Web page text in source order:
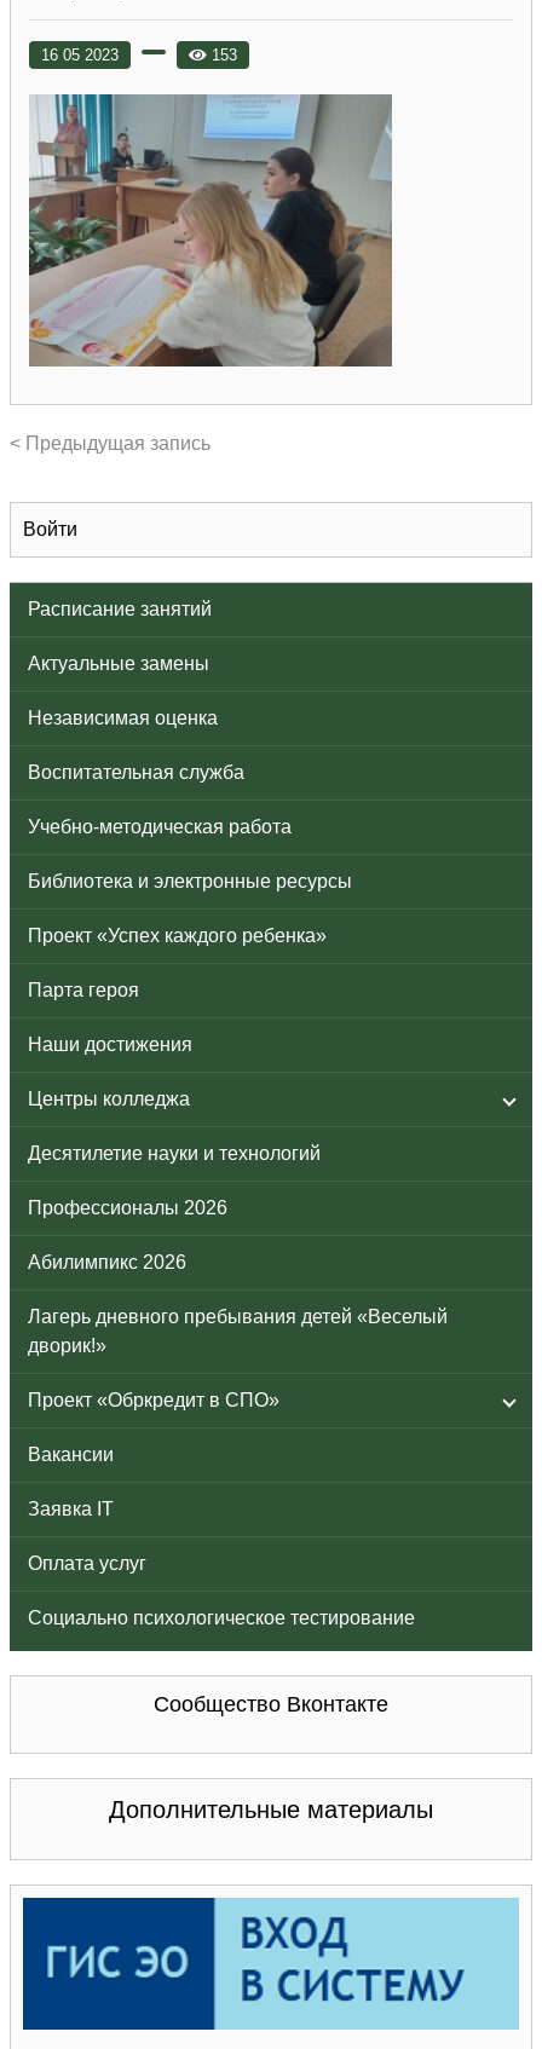
Войти
Расписание занятий
Актуальные замены
Независимая оценка
Воспитательная служба
Учебно-методическая работа
Библиотека и электронные ресурсы
Проект «Успех каждого ребенка»
Парта героя
Наши достижения
Центры колледжа
Десятилетие науки и технологий
Профессионалы 2026
Абилимпикс 2026
Лагерь дневного пребывания детей «Веселый
дворик!»
Проект «Обркредит в СПО»
Вакансии
Заявка IT
Оплата услуг
Социально психологическое тестирование
Сообщество Вконтакте
Дополнительные материалы
16 05 2023 153
< Предыдущая запись